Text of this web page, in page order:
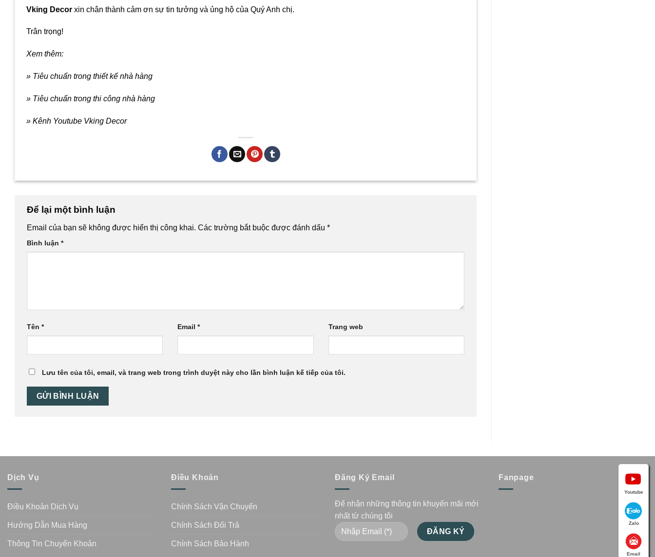
Vking Decor xin chân thành cảm ơn sự tin tưởng và ủng hộ của Quý Anh chị.
Trân trọng!
Xem thêm:
» Tiêu chuẩn trong thiết kế nhà hàng
» Tiêu chuẩn trong thi công nhà hàng
» Kênh Youtube Vking Decor
Để lại một bình luận
Email của bạn sẽ không được hiển thị công khai. Các trường bắt buộc được đánh dấu *
Bình luận *
Tên * Email* Trang web
Lưu tên của tôi, email, và trang web trong trình duyệt này cho lần bình luận kế tiếp của tôi.
Dịch Vụ
Điều Khoản Dịch Vụ
Hướng Dẫn Mua Hàng
Thông Tin Chuyển Khoản
Điều Khoản
Chính Sách Vận Chuyển
Chính Sách Đổi Trả
Chính Sách Bảo Hành
Đăng Ký Email
Để nhận những thông tin khuyến mãi mới
nhất từ chúng tôi
Fanpage
Youtube
Zalo
Email